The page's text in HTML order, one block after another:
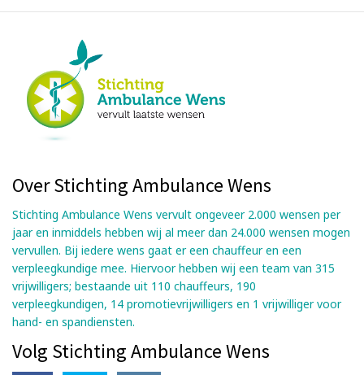
Over Stichting Ambulance Wens
Stichting Ambulance Wens vervult ongeveer 2.000 wensen per
jaar en inmiddels hebben wij al meer dan 24.000 wensen mogen
vervullen. Bij iedere wens gaat er een chauffeur en een
verpleegkundige mee. Hiervoor hebben wij een team van 315
vrijwilligers; bestaande uit 110 chauffeurs, 190
verpleegkundigen, 14 promotievrijwilligers en 1 vrijwilliger voor
hand- en spandiensten.
Volg Stichting Ambulance Wens